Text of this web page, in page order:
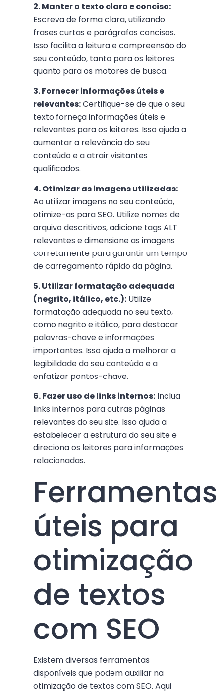
2. Manter o texto claro e conciso:
Escreva de forma clara, utilizando
frases curtas e parágrafos concisos.
Isso facilita a leitura e compreensão do
seu conteúdo, tanto para os leitores
quanto para os motores de busca.
3. Fornecer informações úteis e
relevantes:Certifique-se de que o seu
texto forneça informações úteis e
relevantes para os leitores. Isso ajuda a
aumentar a relevância do seu
conteúdo e a atrair visitantes
qualificados.
4. Otimizar as imagens utilizadas:
Ao utilizar imagens no seu conteúdo,
otimize-as para SEO. Utilize nomes de
arquivo descritivos, adicione tags ALT
relevantes e dimensione as imagens
corretamente para garantir um tempo
de carregamento rápido da página.
5. Utilizar formatação adequada
(negrito, itálico, etc.): Utilize
formatação adequada no seu texto,
como negrito e itálico, para destacar
palavras-chave e informações
importantes. Isso ajuda a melhorar a
legibilidade do seu conteúdo e a
enfatizar pontos-chave.
6. Fazer uso de links internos: Inclua
links internos para outras páginas
relevantes do seu site. Isso ajuda a
estabelecer a estrutura do seu site e
direciona os leitores para informações
relacionadas.
Ferramentas
úteis para
otimização
de textos
com SEO
Existem diversas ferramentas
disponíveis que podem auxiliar na
otimização de textos com SEO. Aqui